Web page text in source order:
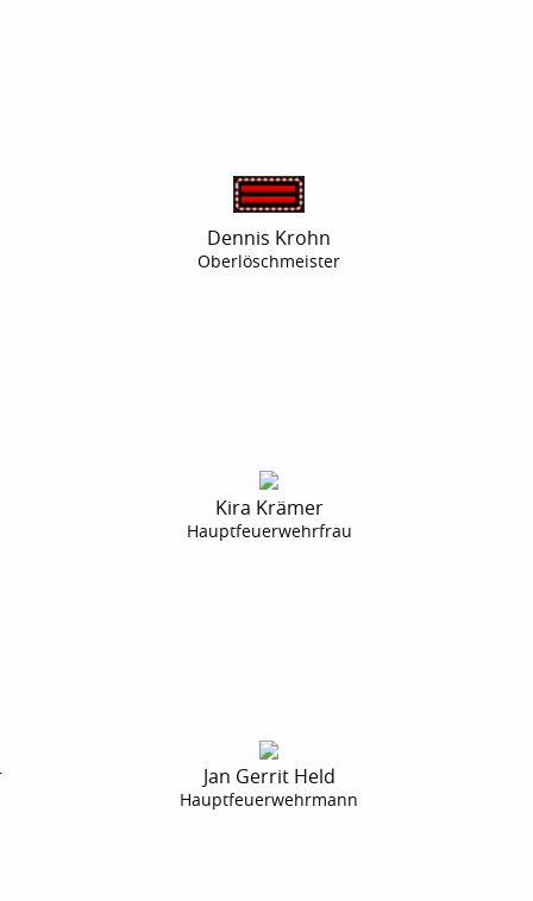
Dennis Krohn
Oberlöschmeister
Kira Krämer
Hauptfeuerwehrfrau
Jan Gerrit Held
Hauptfeuerwehrmann